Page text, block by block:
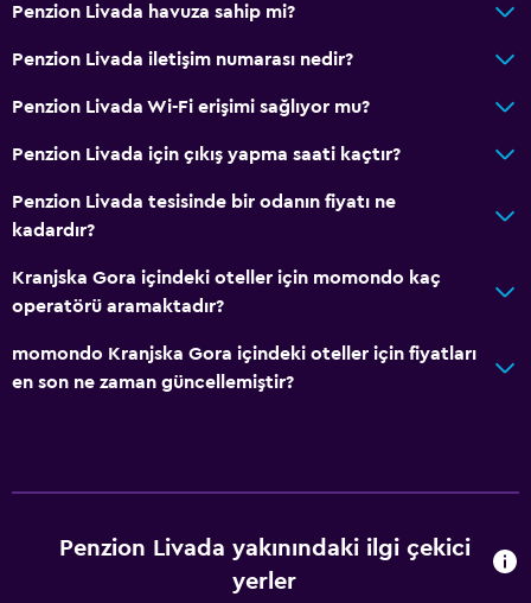
Penzion Livada havuza sahip mi?
Penzion Livada iletişim numarası nedir?
Penzion Livada Wi-Fi erişimi sağlıyor mu?
Penzion Livada için çıkış yapma saati kaçtır?
Penzion Livada tesisinde bir odanın fiyatı ne
kadardır?
Kranjska Gora içindeki oteller için momondo kaç
operatörü aramaktadır?
momondo Kranjska Gora içindeki oteller için fiyatları
en son ne zaman güncellemiştir?
Penzion Livada yakınındaki ilgi çekici
yerler